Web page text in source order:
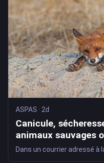
ASPAS · 2d
Canicule,
animaux sauvages
pas de fusils ! •